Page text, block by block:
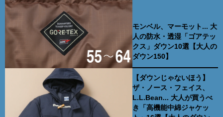
モンベル、マーモット... 大
人の防水・透湿「ゴアテッ
クス」ダウン10選【大人の
ダウン150】
【ダウンじゃないほう】
ザ・ノース・フェイス、
L.L.Bean... 大人が買うべ
き「高機能中綿ジャケッ